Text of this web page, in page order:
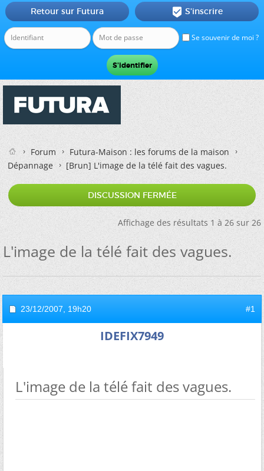
Se souvenir de moi ?
Retour sur Futura  S'inscrire
Forum
Futura-Maison : les forums de la maison
Dépannage
[Brun]L'image de la télé fait des vagues.
DISCUSSION FERMÉE
Affichage des résultats 1 à 26 sur 26
L'image de la télé fait des vagues.
23/12/2007, 19h20 #1
IDEFIX7949
L'image de la télé fait des vagues.